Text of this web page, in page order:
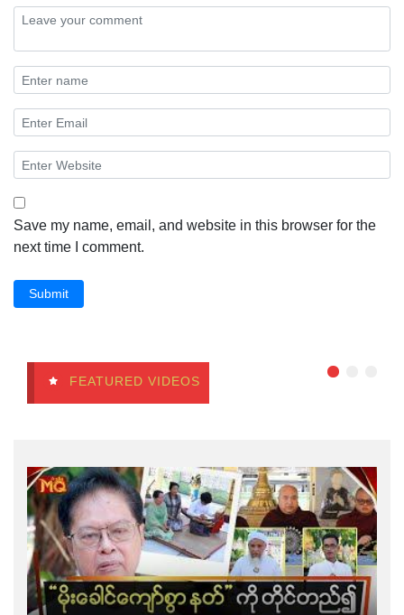
Save my name, email, and website in this browser for the
next time I comment.
Submit
FEATURED VIDEOS